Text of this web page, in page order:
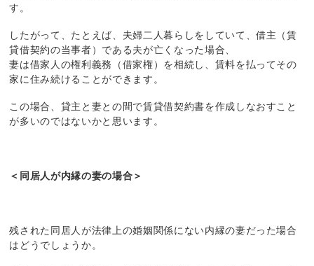
す。
したがって、たとえば、夫婦二人暮らしをしていて、借主（賃
貸借契約の当事者）である夫が亡くなった場合、
妻は借家人の権利義務（借家権）を相続し、賃料を払ってその
家に住み続けることができます。
この場合、貸主と妻との間で賃貸借契約書を作成しなおすこと
が多いのではないかと思います。
＜同居人が内縁の妻の場合＞
残された同居人が法律上の婚姻関係にない内縁の妻だった場合
はどうでしょうか。